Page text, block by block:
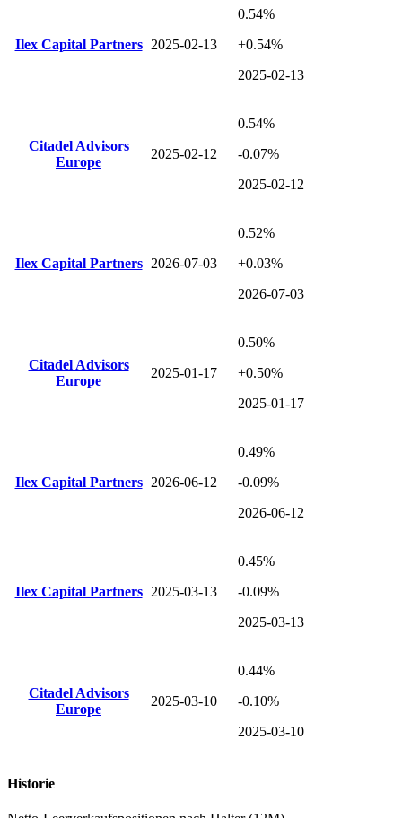
Ilex Capital Partners 2025-02-13
0.54%
+0.54%
2025-02-13
Citadel Advisors
Europe
2025-02-12
0.54%
-0.07%
2025-02-12
Ilex Capital Partners 2026-07-03
0.52%
+0.03%
2026-07-03
Citadel Advisors
Europe
2025-01-17
0.50%
+0.50%
2025-01-17
Ilex Capital Partners 2026-06-12
0.49%
-0.09%
2026-06-12
Ilex Capital Partners 2025-03-13
0.45%
-0.09%
2025-03-13
Citadel Advisors
Europe
2025-03-10
0.44%
-0.10%
2025-03-10
Historie